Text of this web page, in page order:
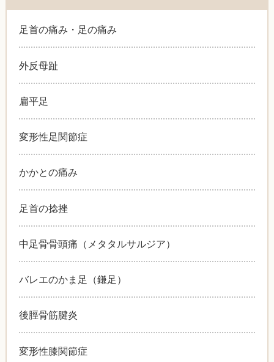
足首の痛み・足の痛み
外反母趾
扁平足
変形性足関節症
かかとの痛み
足首の捻挫
中足骨骨頭痛（メタタルサルジア）
バレエのかま足（鎌足）
後脛骨筋腱炎
変形性膝関節症